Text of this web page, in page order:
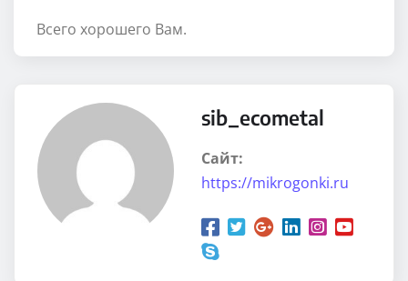
Всего хорошего Вам.
sib_ecometal
Сайт:
https://mikrogonki.ru